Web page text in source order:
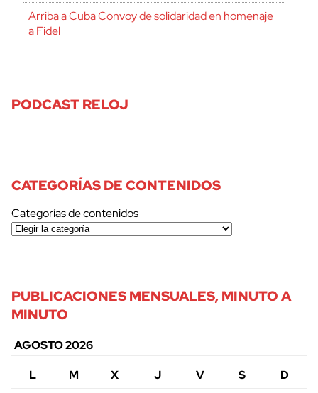
Arriba a Cuba Convoy de solidaridad en homenaje
a Fidel
PODCAST RELOJ
CATEGORÍAS DE CONTENIDOS
Categorías de contenidos
PUBLICACIONES MENSUALES, MINUTO A
MINUTO
AGOSTO 2026
L
M X J V S
D